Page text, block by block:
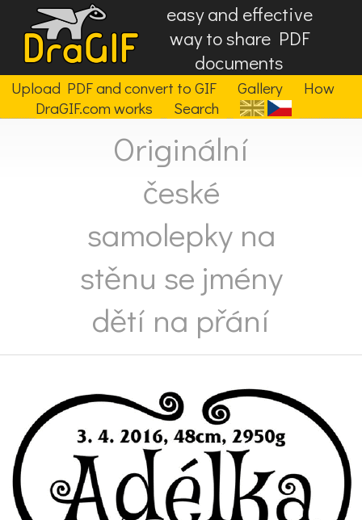
easy and effective
way to share PDF
documents
Upload PDF and convert to GIF Gallery
How
DraGIF.com works
Search
Originální
české
samolepky na
stěnu se jmény
dětí na přání